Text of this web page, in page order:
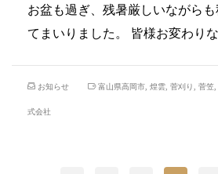
お盆も過ぎ、残暑厳しいながら
てまいりました。 皆様お変わり
お知らせ 富山県高岡市 煌雲 菅刈り 菅笠
式会社